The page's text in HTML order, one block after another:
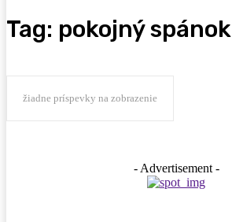
Tag: pokojný spánok
žiadne príspevky na zobrazenie
- Advertisement -